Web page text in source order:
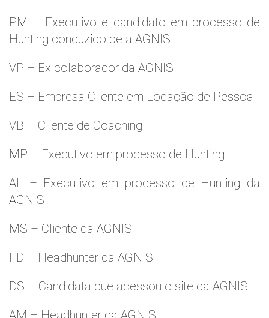
PM – Executivo e candidato em processo de
Hunting conduzido pela AGNIS
VP – Ex colaborador da AGNIS
ES – Empresa Cliente em Locação de Pessoal
VB – Cliente de Coaching
MP – Executivo em processo de Hunting
AL – Executivo em processo de Hunting da
AGNIS
MS – Cliente da AGNIS
FD – Headhunter da AGNIS
DS – Candidata que acessou o site da AGNIS
AM – Headhunter da AGNIS